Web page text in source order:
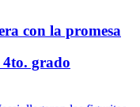
con la promesa
4to. grado